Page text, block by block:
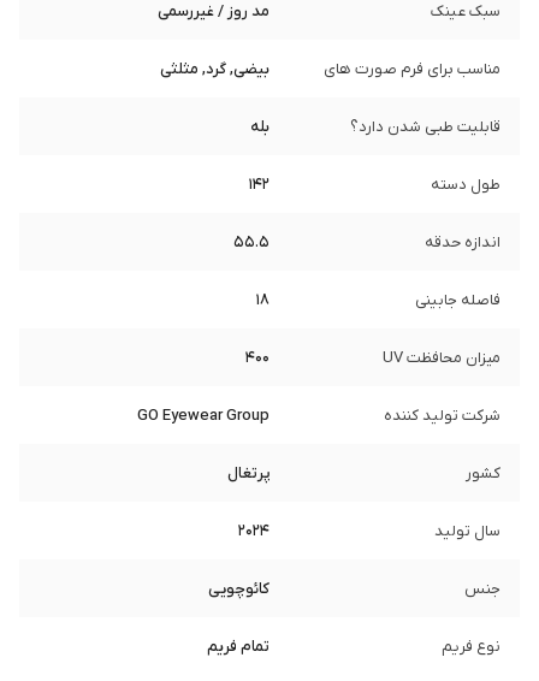
سبک عینک مد روز / غیررسمی
مناسب برای فرم صورت های بیضی, گرد, مثلثی
قابلیت طبی شدن دارد؟ بله
طول دسته 142
اندازه حدقه 55.5
فاصله جابینی 18
میزان محافظت UV 400
شرکت تولید کننده GO Eyewear Group
کشور پرتغال
سال تولید 2024
جنس کائوچویی
نوع فریم تمام فریم